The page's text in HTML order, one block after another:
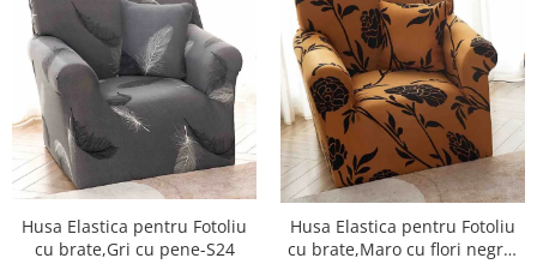
Husa Elastica pentru Fotoliu
cu brate,Gri cu pene-S24
Husa Elastica pentru Fotoliu
cu brate,Maro cu flori negre-